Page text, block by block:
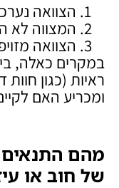
הצוואה
המצווה לא
הצוואה
במקרים כאלה,
ראיות (כגון חוות
ומכריע האם
מהם
של חוב או